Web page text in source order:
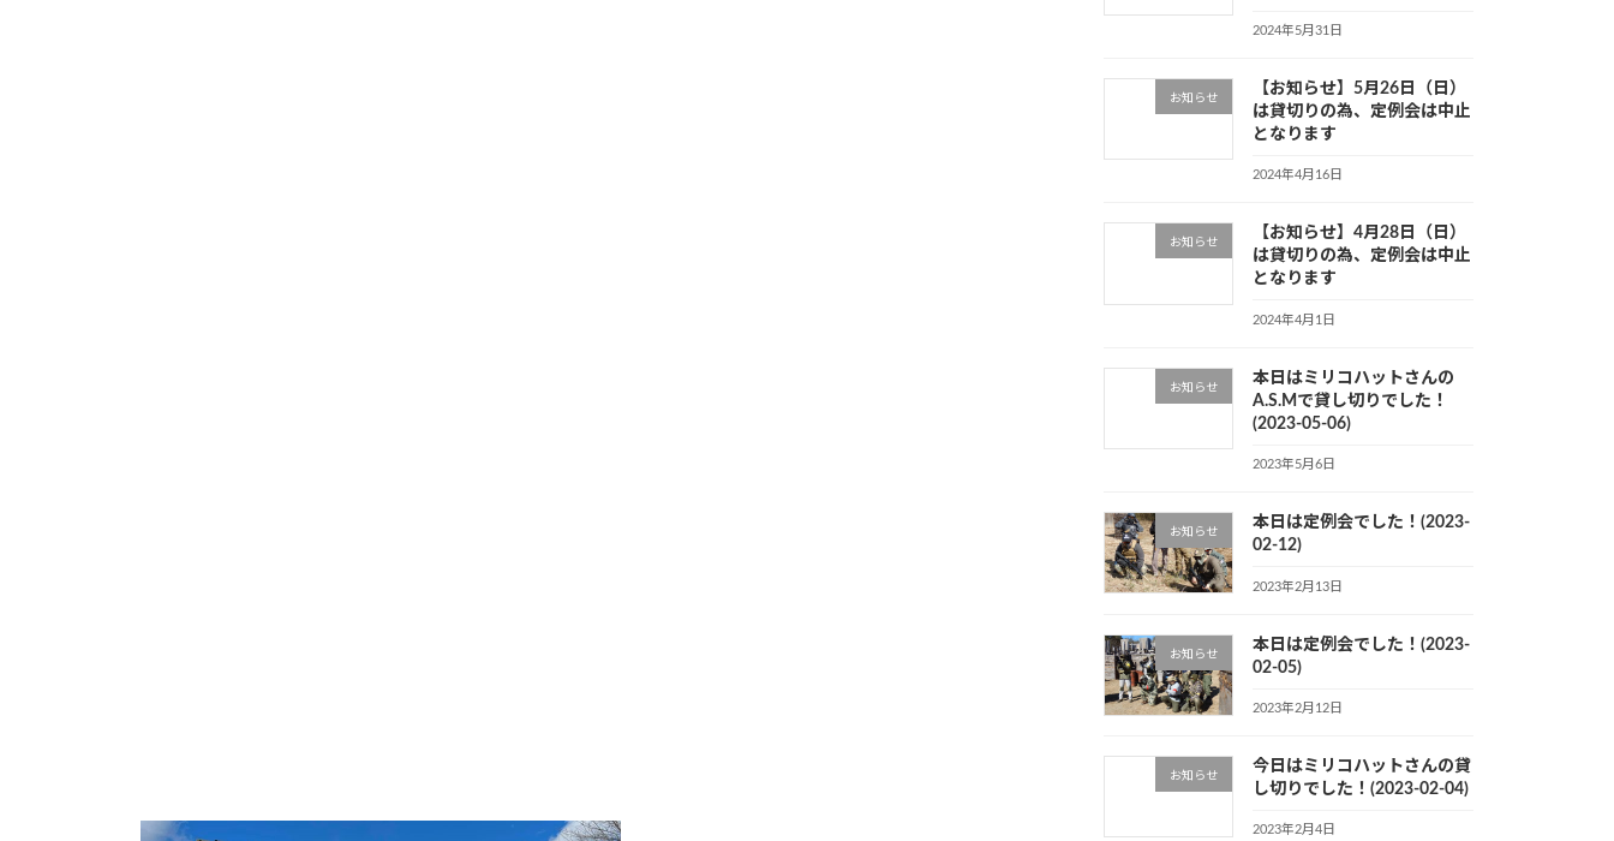
2024年5月31日
お知らせ
【お知らせ】5月26日（日）
は貸切りの為、定例会は中止
となります
2024年4月16日
お知らせ
【お知らせ】4月28日（日）
は貸切りの為、定例会は中止
となります
2024年4月1日
お知らせ
本日はミリコハットさんの
A.S.Mで貸し切りでした！
(2023-05-06)
2023年5月6日
お知らせ
本日は定例会でした！(2023-
02-12)
2023年2月13日
お知らせ
本日は定例会でした！(2023-
02-05)
2023年2月12日
お知らせ
今日はミリコハットさんの貸
し切りでした！(2023-02-04)
2023年2月4日